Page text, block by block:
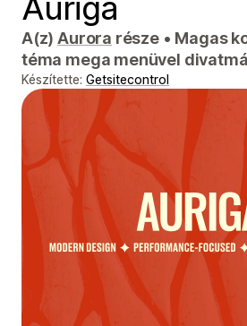
Auriga
A(z)Aurora része • Magas
téma mega menüvel
Készítette: Getsitecontrol